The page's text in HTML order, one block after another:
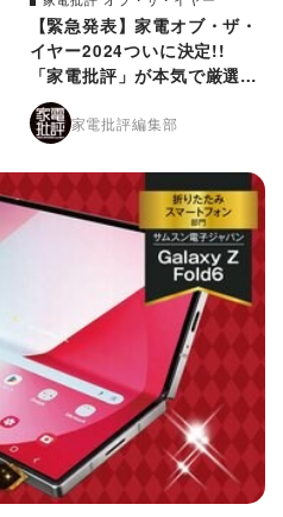
【緊急発表】家電オブ・ザ・
イヤー2024ついに決定!!
「家電批評」が本気で厳選し
ました！
家電批評編集部